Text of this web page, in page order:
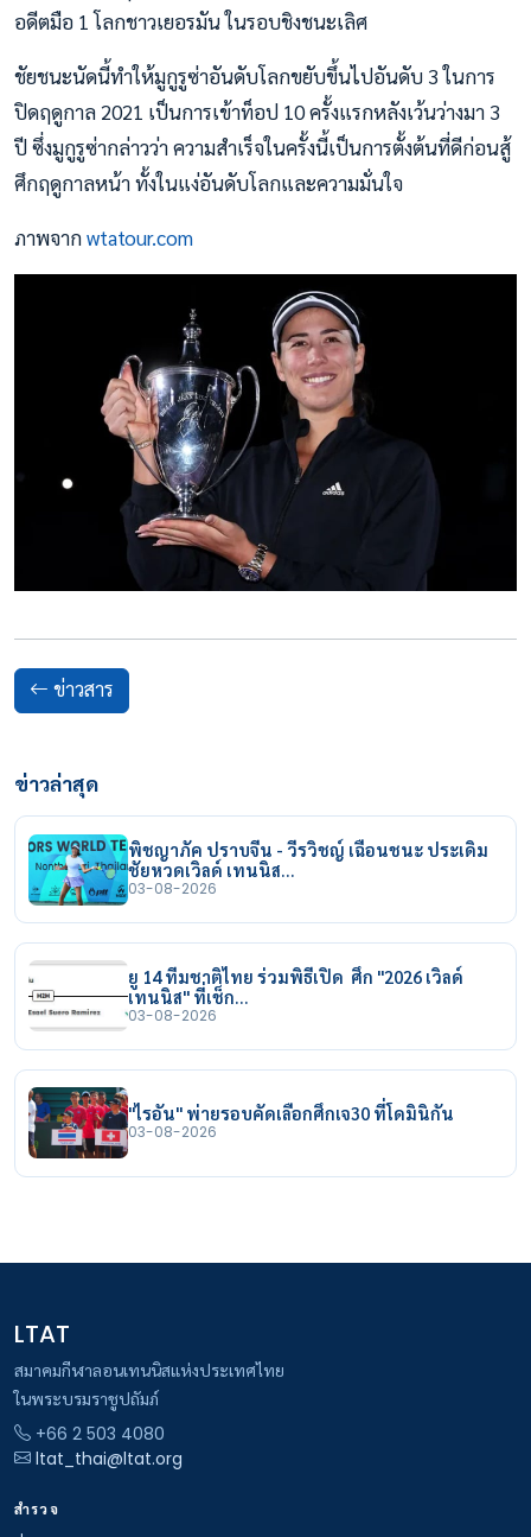
อดีตมือ 1 โลกชาวเยอรมัน ในรอบชิงชนะเลิศ
ชัยชนะนัดนี้ทำให้มูกูรูซ่าอันดับโลกขยับขึ้นไปอันดับ 3 ในการ
ปิดฤดูกาล 2021 เป็นการเข้าท็อป 10 ครั้งแรกหลังเว้นว่างมา 3
ปี ซึ่งมูกูรูซ่ากล่าวว่า ความสำเร็จในครั้งนี้เป็นการตั้งต้นที่ดีก่อนสู้
ศึกฤดูกาลหน้า ทั้งในแง่อันดับโลกและความมั่นใจ
ภาพจากwtatour.com
ข่าวสาร
ข่าวล่าสุด
พิชญาภัค ปราบจีน - วีรวิชญ์ เฉือนชนะ ประเดิม
ชัยหวดเวิลด์ เทนนิส…
03-08-2026
ยู 14 ทีมชาติไทย ร่วมพิธีเปิด ศึก "2026 เวิลด์
เทนนิส" ที่เช็ก…
03-08-2026
"ไรอัน" พ่ายรอบคัดเลือกศึกเจ30 ที่โดมินิกัน
03-08-2026
LTAT
สมาคมกีฬาลอนเทนนิสแห่งประเทศไทย
ในพระบรมราชูปถัมภ์
+66 2 503 4080
ltat_thai@ltat.org
สำรวจ